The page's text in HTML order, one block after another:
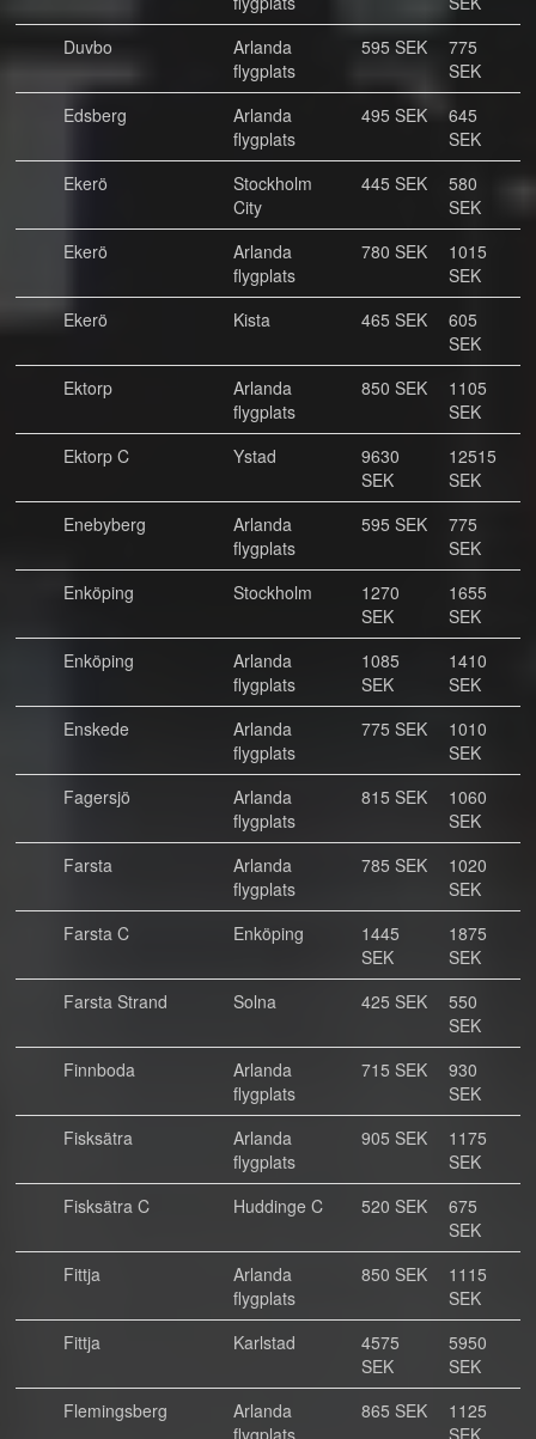
Duvbo
Arlanda
flygplats
595 SEK
775
SEK
Edsberg
Arlanda
flygplats
495 SEK
645
SEK
Ekerö
Stockholm
City
445 SEK
580
SEK
Ekerö
Arlanda
flygplats
780 SEK
1015
SEK
Ekerö
Kista 465 SEK
605
SEK
Ektorp
Arlanda
flygplats
850 SEK
1105
SEK
Ektorp C
Ystad
9630
SEK
12515
SEK
Enebyberg
Arlanda
flygplats
595 SEK
775
SEK
Enköping
Stockholm
1270
SEK
1655
SEK
Enköping
Arlanda
flygplats
1085
SEK
1410
SEK
Enskede
Arlanda
flygplats
775 SEK
1010
SEK
Fagersjö
Arlanda
flygplats
815 SEK
1060
SEK
Farsta
Arlanda
flygplats
785 SEK
1020
SEK
Farsta C
Enköping
1445
SEK
1875
SEK
Farsta Strand
Solna 425 SEK
550
SEK
Finnboda
Arlanda
flygplats
715 SEK
930
SEK
Fisksätra
Arlanda
flygplats
905 SEK
1175
SEK
Fisksätra C
Huddinge C 520 SEK
675
SEK
Fittja
Arlanda
flygplats
850 SEK
1115
SEK
Fittja
Karlstad
4575
SEK
5950
SEK
Flemingsberg
Arlanda
flygplats
865 SEK
1125
SEK